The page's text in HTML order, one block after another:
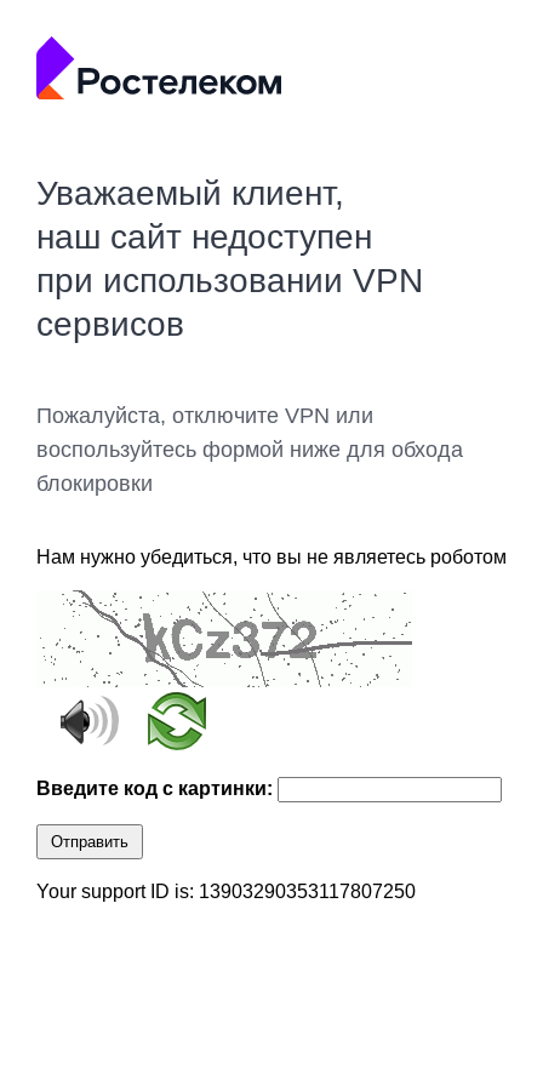
Уважаемый клиент,
наш сайт недоступен
при использовании VPN
сервисов
Пожалуйста, отключите VPN или
воспользуйтесь формой ниже для обхода
блокировки
Нам нужно убедиться, что вы не являетесь роботом
Введите код с картинки:
Отправить
Your support ID is: 13903290353117807250